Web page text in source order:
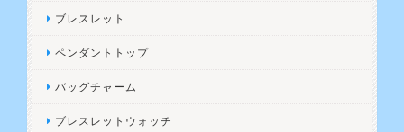
ブレスレット
ペンダントトップ
バッグチャーム
ブレスレットウォッチ